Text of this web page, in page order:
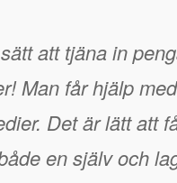
att tjäna in
Man får hjälp med
Det är lätt att
en själv och